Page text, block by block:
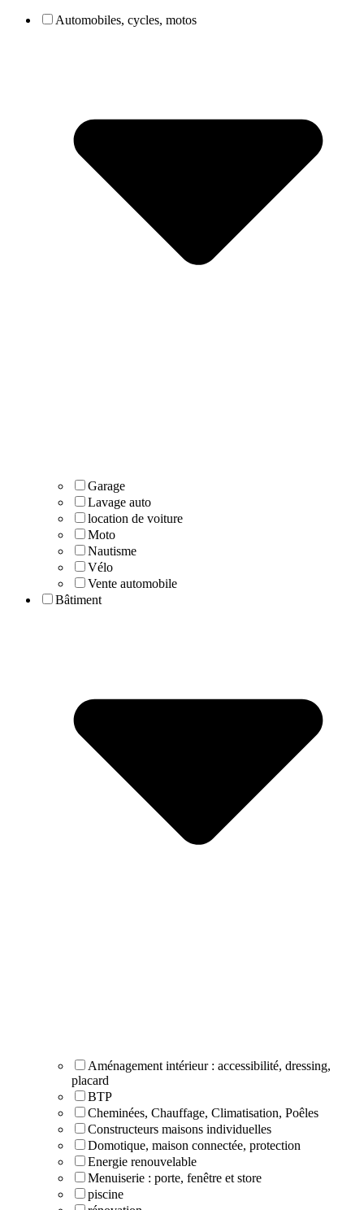
Automobiles, cycles, motos
Garage
Lavage auto
location de voiture
Moto
Nautisme
Vélo
Vente automobile
Bâtiment
Aménagement intérieur : accessibilité, dressing,
placard
BTP
Cheminées, Chauffage, Climatisation, Poêles
Constructeurs maisons individuelles
Domotique, maison connectée, protection
Energie renouvelable
Menuiserie : porte, fenêtre et store
piscine